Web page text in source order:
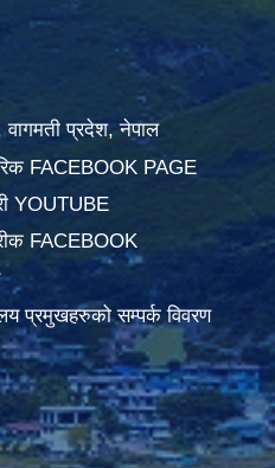
प्रदेश, नेपाल
FACEBOOK PAGE
YOUTUBE
FACEBOOK
प्रमुखहरुको सम्पर्क विवरण